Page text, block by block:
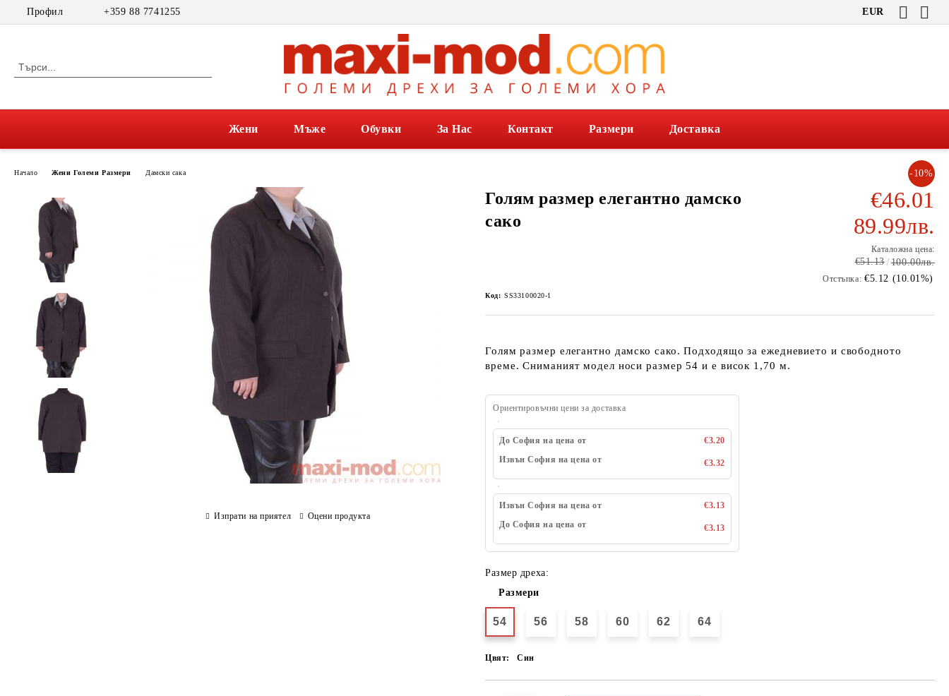
Профил +359 88 7741255 EUR
Жени Мъже Обувки За Нас Контакт Размери Доставка
Начало Жени Големи Размери Дамски сака
Голям размер елегантно дамско
сако
-10%
€46.01
89.99лв.
Каталожна цена:
€51.13 100.00лв.
Отстъпка: €5.12 (10.01%)
Код: SS33100020-1
Голям размер елегантно дамско сако. Подходящо за ежедневието и свободното
време. Сниманият модел носи размер 54 и е висок 1,70 м.
Ориентировъчни цени за доставка
До София на цена от
€3.20
Извън София на цена от
€3.32
Извън София на цена от
€3.13
До София на цена от
€3.13
Размер дреха:
Размери
54 56 58 60 62 64
Цвят: Син
Изпрати на приятел Оцени продукта